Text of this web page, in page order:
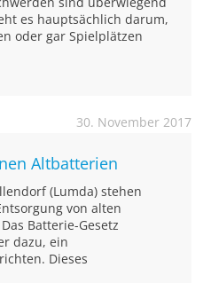
es hauptsächlich darum,
oder gar Spielplätzen
30. November 2017
Altbatterien
(Lumda) stehen
von alten
Batterie-Gesetz
dazu, ein
Dieses